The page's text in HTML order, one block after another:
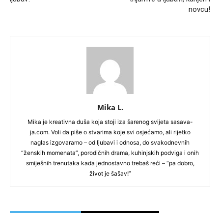
novcu!
Mika L.
Mika je kreativna duša koja stoji iza šarenog svijeta sasava-
ja.com. Voli da piše o stvarima koje svi osjećamo, ali rijetko
naglas izgovaramo – od ljubavi i odnosa, do svakodnevnih
“ženskih momenata”, porodičnih drama, kuhinjskih podviga i onih
smiješnih trenutaka kada jednostavno trebaš reći – “pa dobro,
život je šašav!”